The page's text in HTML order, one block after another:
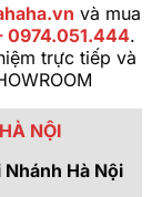
và mua
0974.051.444.
trực tiếp và
NỘI
Hà Nội